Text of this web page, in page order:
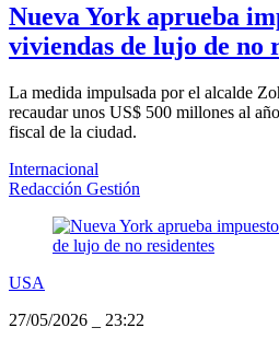
Nueva York aprueba
viviendas de lujo de no
La medida impulsada por el alcalde
recaudar unos US$ 500 millones al
fiscal de la ciudad.
Internacional
Redacción Gestión
USA
27/05/2026
23:22